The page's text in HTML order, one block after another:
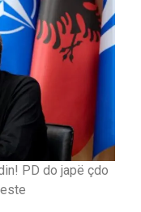
PD do japë çdo